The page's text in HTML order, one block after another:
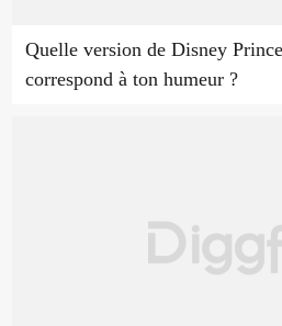
Quelle version de Disney
correspond à ton humeur ?